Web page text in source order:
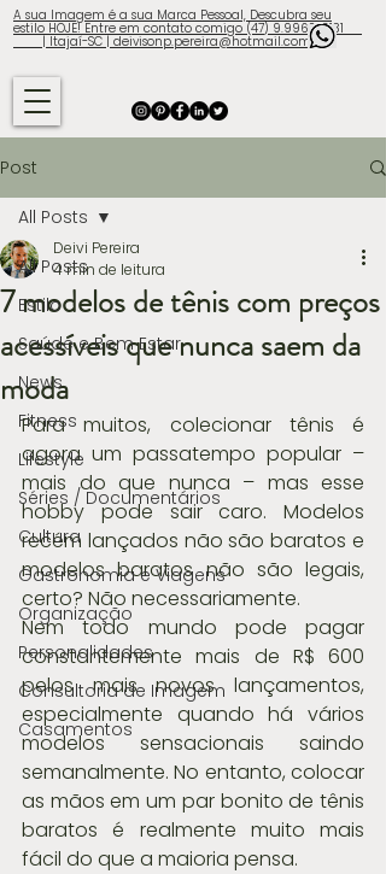
A sua Imagem é a sua Marca Pessoal, Descubra seu
estilo HOJE! Entre em contato comigo (47) 9.9960-3131
| Itajaí-SC | deivisonp.pereira@hotmail.com
Post
All Posts
Estilo
Saúde e Bem Estar
News
Fitness
Lifestyle
Séries / Documentários
Cultura
Gastronomia e Viagens
Organização
Personalidades
Consultoria de Imagem
Casamentos
All Posts
7 modelos de tênis com preços
acessíveis que nunca saem da
moda
Deivi Pereira
4 min de leitura
Para muitos, colecionar tênis é
agora um passatempo popular –
mais do que nunca – mas esse
hobby pode sair caro. Modelos
recém lançados não são baratos e
modelos baratos não são legais,
certo? Não necessariamente.
Nem todo mundo pode pagar
constantemente mais de R$ 600
pelos mais novos lançamentos,
especialmente quando há vários
modelos sensacionais saindo
semanalmente. No entanto, colocar
as mãos em um par bonito de tênis
baratos é realmente muito mais
fácil do que a maioria pensa.